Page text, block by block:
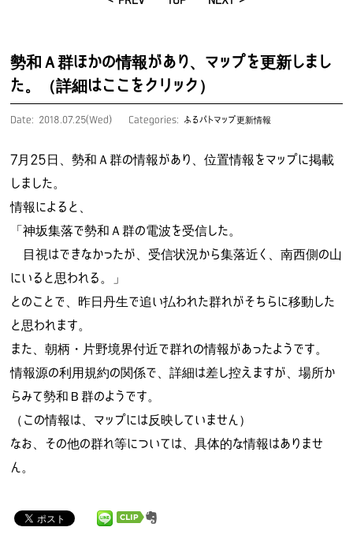
勢和Ａ群ほかの情報があり、マップを更新しまし
た。（詳細はここをクリック）
Date: 2018.07.25(Wed) Categories:ふるパトマップ更新情報
7月25日、勢和Ａ群の情報があり、位置情報をマップに掲載
しました。
情報によると、
「神坂集落で勢和Ａ群の電波を受信した。
目視はできなかったが、受信状況から集落近く、南西側の山
にいると思われる。」
とのことで、昨日丹生で追い払われた群れがそちらに移動した
と思われます。
また、朝柄・片野境界付近で群れの情報があったようです。
情報源の利用規約の関係で、詳細は差し控えますが、場所か
らみて勢和Ｂ群のようです。
（この情報は、マップには反映していません）
なお、その他の群れ等については、具体的な情報はありませ
ん。